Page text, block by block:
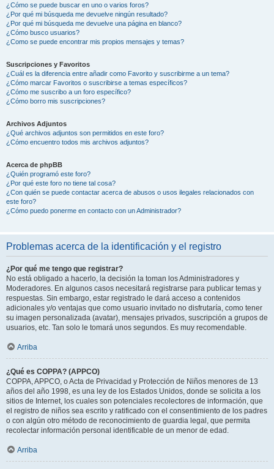
¿Cómo se puede buscar en uno o varios foros?
¿Por qué mi búsqueda me devuelve ningún resultado?
¿Por qué mi búsqueda me devuelve una página en blanco?
¿Cómo busco usuarios?
¿Como se puede encontrar mis propios mensajes y temas?
Suscripciones y Favoritos
¿Cuál es la diferencia entre añadir como Favorito y suscribirme a un tema?
¿Cómo marcar Favoritos o suscribirse a temas específicos?
¿Cómo me suscribo a un foro específico?
¿Cómo borro mis suscripciones?
Archivos Adjuntos
¿Qué archivos adjuntos son permitidos en este foro?
¿Cómo encuentro todos mis archivos adjuntos?
Acerca de phpBB
¿Quién programó este foro?
¿Por qué este foro no tiene tal cosa?
¿Con quién se puede contactar acerca de abusos o usos ilegales relacionados con
este foro?
¿Cómo puedo ponerme en contacto con un Administrador?
Problemas acerca de la identificación y el registro
¿Por qué me tengo que registrar?
No está obligado a hacerlo, la decisión la toman los Administradores y
Moderadores. En algunos casos necesitará registrarse para publicar temas y
respuestas. Sin embargo, estar registrado le dará acceso a contenidos
adicionales y/o ventajas que como usuario invitado no disfrutaría, como tener
su imagen personalizada (avatar), mensajes privados, suscripción a grupos de
usuarios, etc. Tan solo le tomará unos segundos. Es muy recomendable.
Arriba
¿Qué es COPPA? (APPCO)
COPPA, APPCO, o Acta de Privacidad y Protección de Niños menores de 13
años del año 1998, es una ley de los Estados Unidos, donde se solicita a los
sitios de Internet, los cuales son potenciales recolectores de información, que
el registro de niños sea escrito y ratificado con el consentimiento de los padres
o con algún otro método de reconocimiento de guardia legal, que permita
recolectar información personal identificable de un menor de edad.
Arriba